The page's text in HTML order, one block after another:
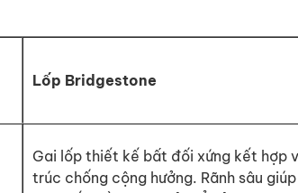
Lốp Bridgestone
Gai lốp thiết kế bất đối xứng kết hợp
trúc chống cộng hưởng. Rãnh sâu